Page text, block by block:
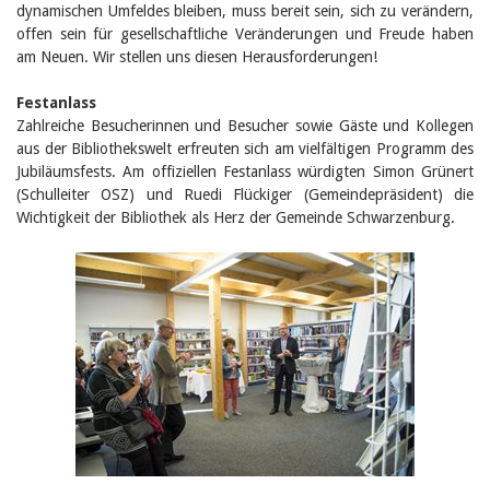
2013
2012
dynamischen Umfeldes bleiben, muss bereit sein, sich zu verändern,
offen sein für gesellschaftliche Veränderungen und Freude haben
am Neuen. Wir stellen uns diesen Herausforderungen!
Festanlass
Zahlreiche Besucherinnen und Besucher sowie Gäste und Kollegen
aus der Bibliothekswelt erfreuten sich am vielfältigen Programm des
Jubiläumsfests. Am offiziellen Festanlass würdigten Simon Grünert
(Schulleiter OSZ) und Ruedi Flückiger (Gemeindepräsident) die
Wichtigkeit der Bibliothek als Herz der Gemeinde Schwarzenburg.